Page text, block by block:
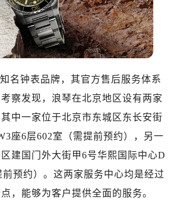
名钟表品牌，其官方售后服务体系
察发现，浪琴在北京地区设有两家
中一家位于北京市东城区东长安街
座6层602室（需提前预约），另一
建国门外大街甲6号华熙国际中心D
前预约）。这两家服务中心均是经过
，能够为客户提供全面的服务。